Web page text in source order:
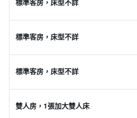
標準客房，床型不詳
標準客房，床型不詳
標準客房，床型不詳
雙人房，1張加大雙人床